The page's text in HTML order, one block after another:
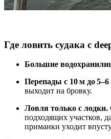
Где ловить судака с
Большие
Перепады с 10 м до 5–6
выходит на бровку.
Ловля только с лодки.
подходящих участков,
приманки уходит